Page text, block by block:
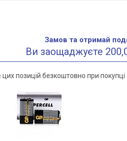
Замов та отримай
Ви заощаджуєте
позицій безкоштовно при